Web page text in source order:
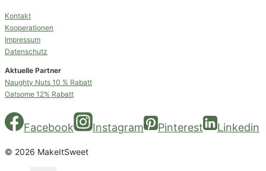
Kontakt
Kooperationen
Impressum
Datenschutz
Aktuelle Partner
Naughty Nuts 10 % Rabatt
Oatsome 12% Rabatt
Facebook Instagram Pinterest Linkedin
© 2026 MakeItSweet